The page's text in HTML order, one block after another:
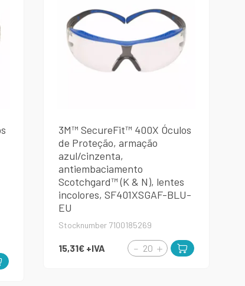
3M™ SecureFit™ 400X Óculos
de Proteção, armação
azul/cinzenta,
antiembaciamento
Scotchgard™ (K & N), lentes
incolores, SF401XSGAF-BLU-
EU
Stocknumber 7100185269
15,31€ +IVA